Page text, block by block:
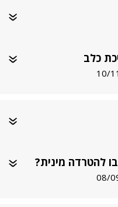
כלב
10/
להטרדה מינית?
08/